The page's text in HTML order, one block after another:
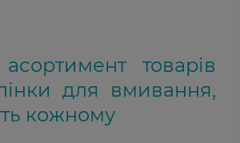
товарів
для вмивання,
кожному